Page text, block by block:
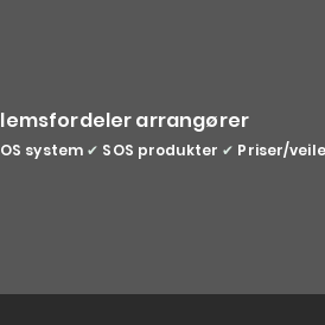
arrangører
system ✔ SOS produkter ✔ Priser/